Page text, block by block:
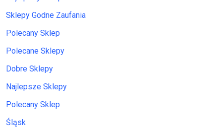
Sklepy Godne Zaufania
Polecany Sklep
Polecane Sklepy
Dobre Sklepy
Najlepsze Sklepy
Polecany Sklep
Śląsk